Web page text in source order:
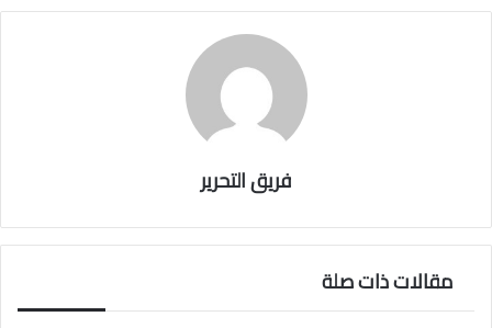
فريق التحرير
مقالات ذات صلة